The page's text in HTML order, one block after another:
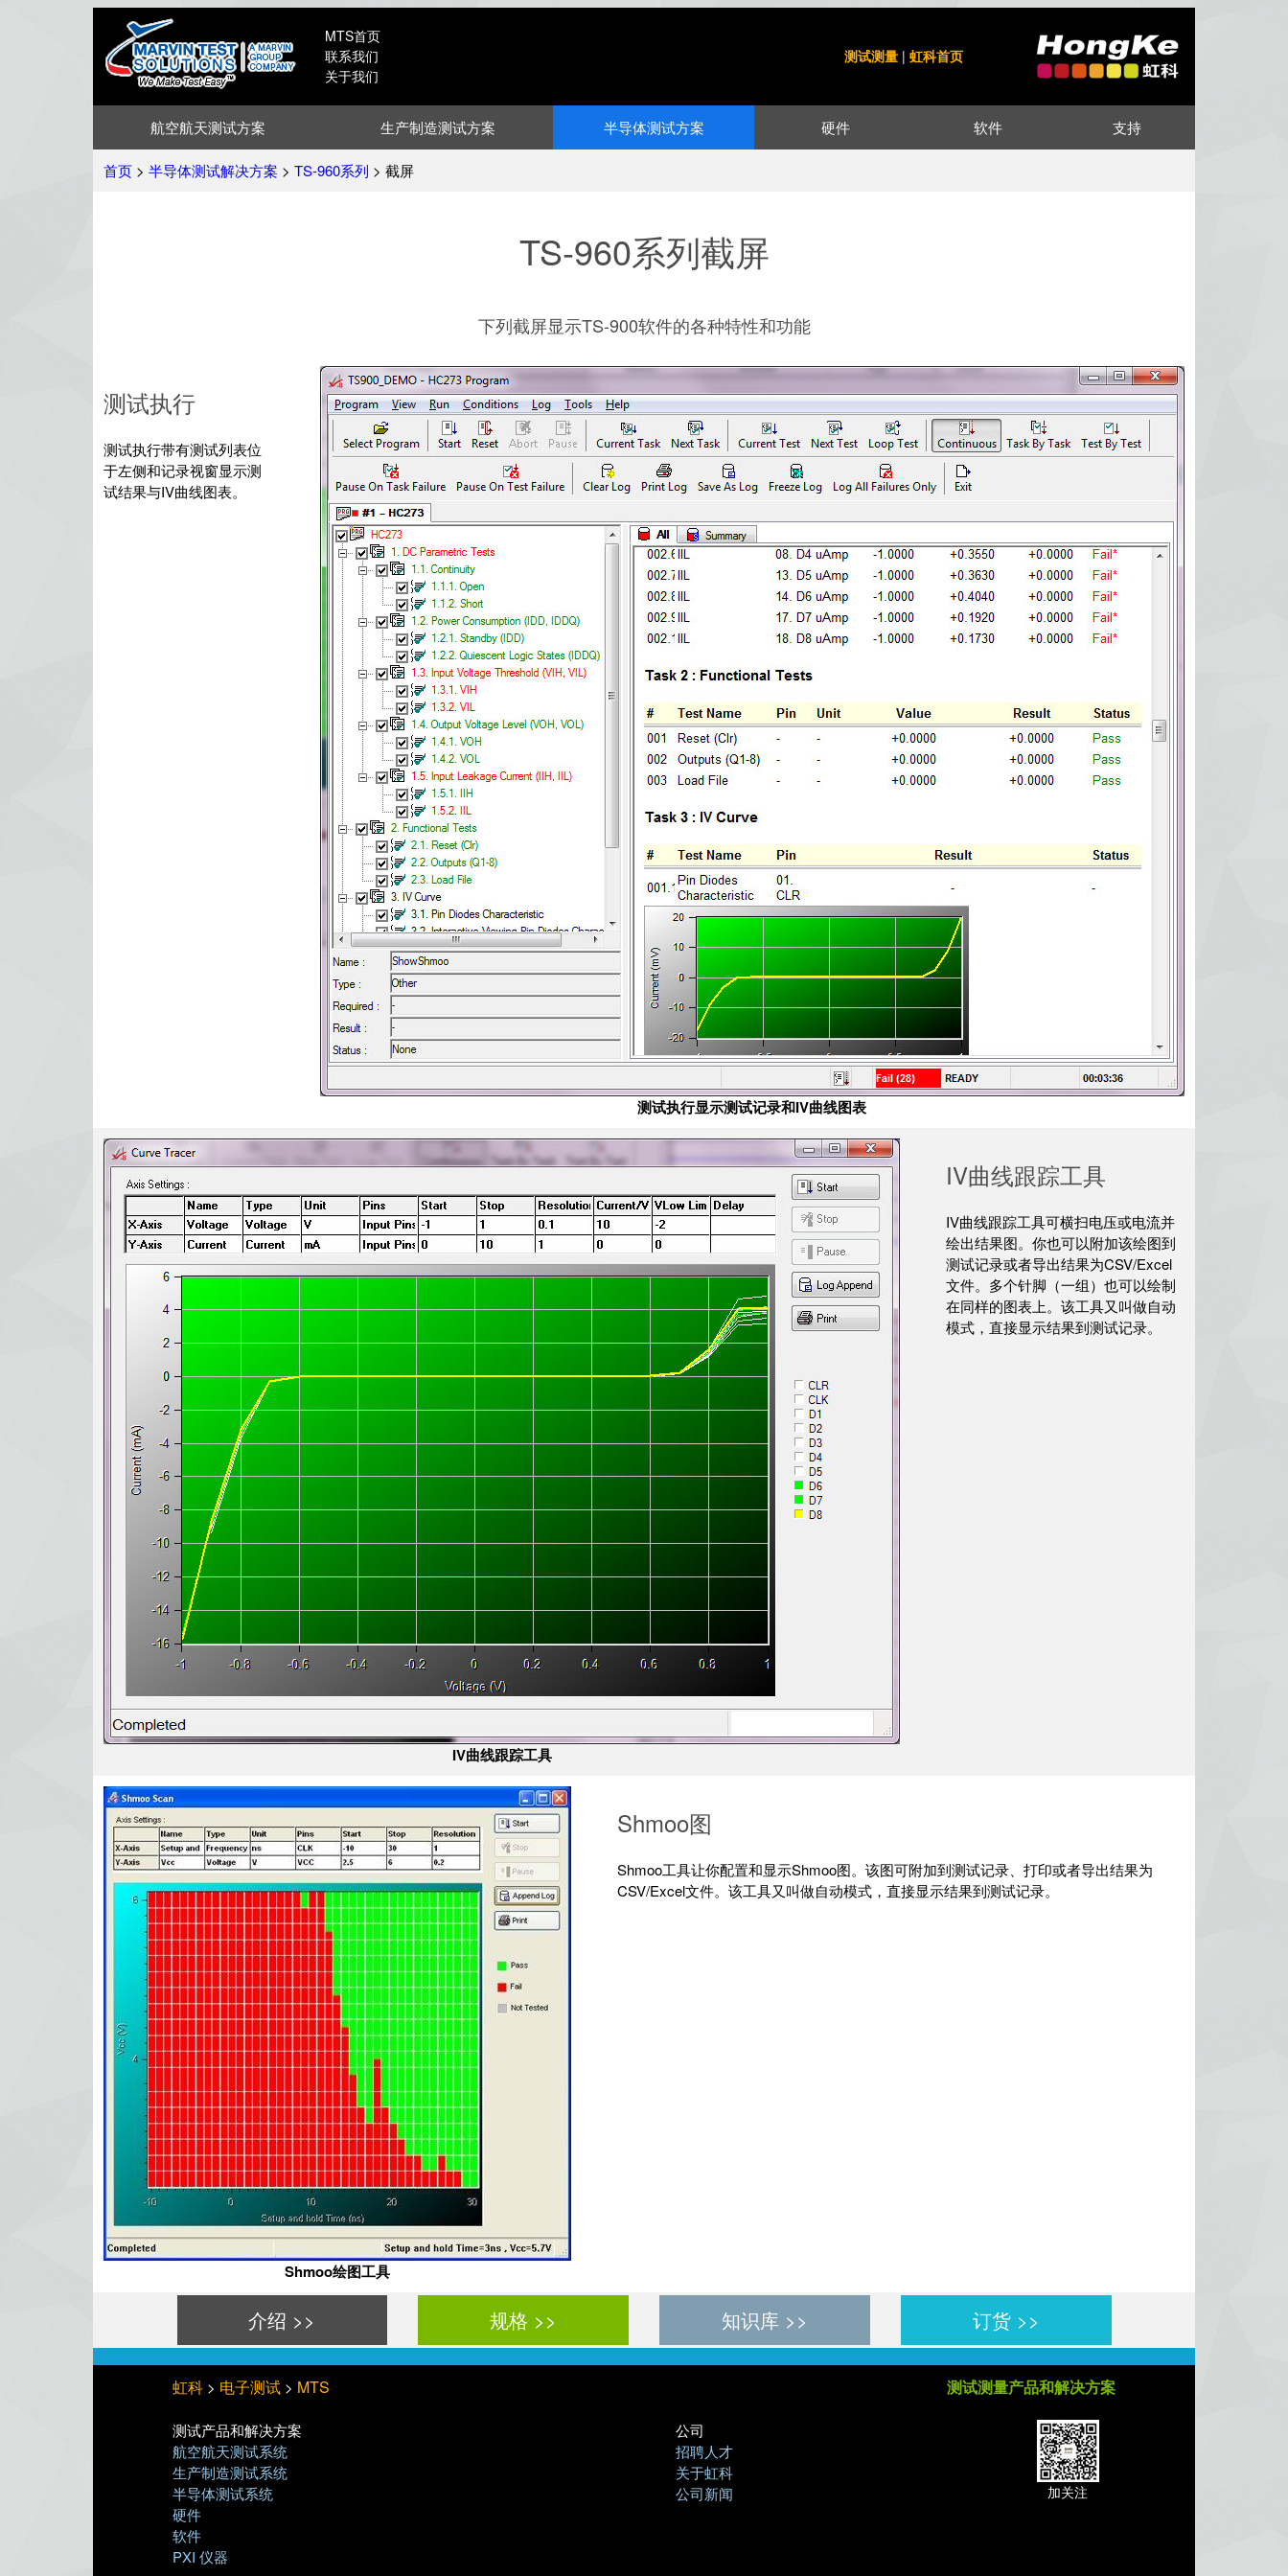
MTS首页
联系我们
关于我们
测试测量 | 虹科首页
航空航天测试方案 生产制造测试方案 半导体测试方案 硬件 软件 支持
首页 > 半导体测试解决方案 > TS-960系列 > 截屏
TS-960系列截屏
下列截屏显示TS-900软件的各种特性和功能
测试执行
测试执行带有测试列表位
于左侧和记录视窗显示测
试结果与IV曲线图表。
测试执行显示测试记录和IV曲线图表
IV曲线跟踪工具
IV曲线跟踪工具
IV曲线跟踪工具可横扫电压或电流并
绘出结果图。你也可以附加该绘图到
测试记录或者导出结果为CSV/Excel
文件。多个针脚（一组）也可以绘制
在同样的图表上。该工具又叫做自动
模式，直接显示结果到测试记录。
Shmoo绘图工具
Shmoo图
Shmoo工具让你配置和显示Shmoo图。该图可附加到测试记录、打印或者导出结果为
CSV/Excel文件。该工具又叫做自动模式，直接显示结果到测试记录。
介绍 >> 规格 >> 知识库 >> 订货 >>
虹科 > 电子测试 > MTS 测试测量产品和解决方案
测试产品和解决方案
航空航天测试系统
生产制造测试系统
半导体测试系统
硬件
软件
PXI 仪器
公司
招聘人才
关于虹科
公司新闻
加关注